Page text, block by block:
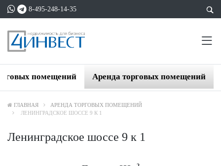
8-495-248-14-35
помещений Аренда торговых помещений
ГЛАВНАЯ
АРЕНДА ТОРГОВЫХ ПОМЕЩЕНИЙ
ЛЕНИНГРАДСКОЕ ШОССЕ 9 К 1
Ленинградское шоссе 9 к 1